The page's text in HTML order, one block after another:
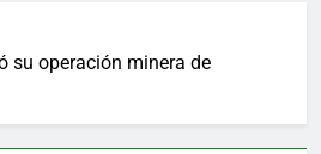
su operación minera de